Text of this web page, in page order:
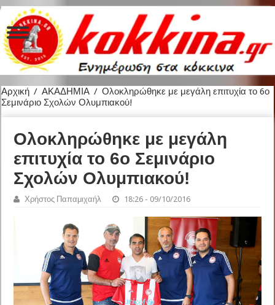
Αρχική / ΑΚΑΔΗΜΙΑ / Ολοκληρώθηκε με μεγάλη επιτυχία το 6ο
Σεμινάριο Σχολών Ολυμπιακού!
Ολοκληρώθηκε με μεγάλη
επιτυχία το 6ο Σεμινάριο
Σχολών Ολυμπιακού!
Χρήστος Παπαμιχαήλ 18:26 - 09/10/2016